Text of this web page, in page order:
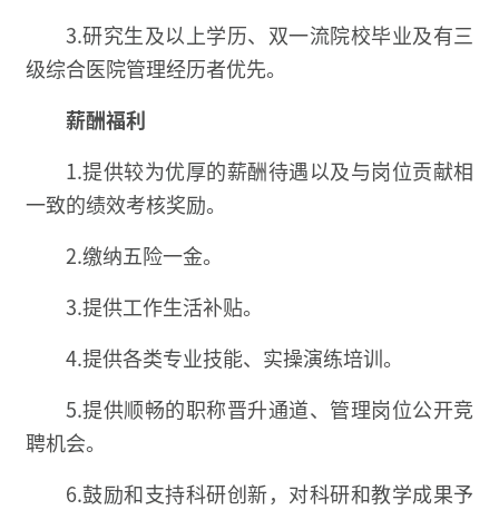
3.研究生及以上学历、双一流院校毕业及有三
级综合医院管理经历者优先。
薪酬福利
1.提供较为优厚的薪酬待遇以及与岗位贡献相
一致的绩效考核奖励。
2.缴纳五险一金。
3.提供工作生活补贴。
4.提供各类专业技能、实操演练培训。
5.提供顺畅的职称晋升通道、管理岗位公开竞
聘机会。
6.鼓励和支持科研创新，对科研和教学成果予